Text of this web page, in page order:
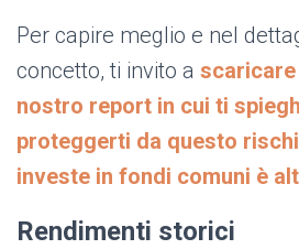
Per capire meglio e nel
concetto, ti invito a
nostro report in cui ti
proteggerti da questo
investe in fondi comuni è
Rendimenti storici